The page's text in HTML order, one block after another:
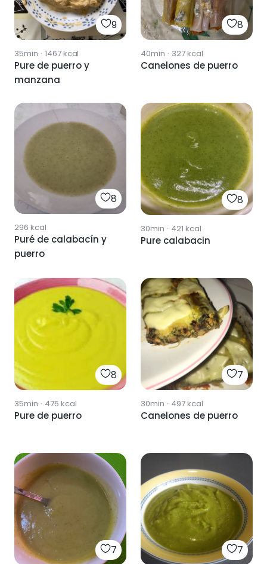
9
35min · 1467kcal
Pure de puerro y
manzana
8
40min · 327kcal
Canelones de puerro
8
296 kcal
Puré de calabacín y
puerro
8
30min · 421 kcal
Pure calabacin
8
35min · 475 kcal
Pure de puerro
7
30min · 497kcal
Canelones de puerro
7 7